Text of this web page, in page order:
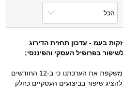
בעמ - עדכון תחזית הדירוג
בפרופיל העסקי והפיננסי;
תחזית הדירוג החיובית משקפת את הערכתנו כי ב-12 החודשים
שיפור בביצועים העסקיים כחלק